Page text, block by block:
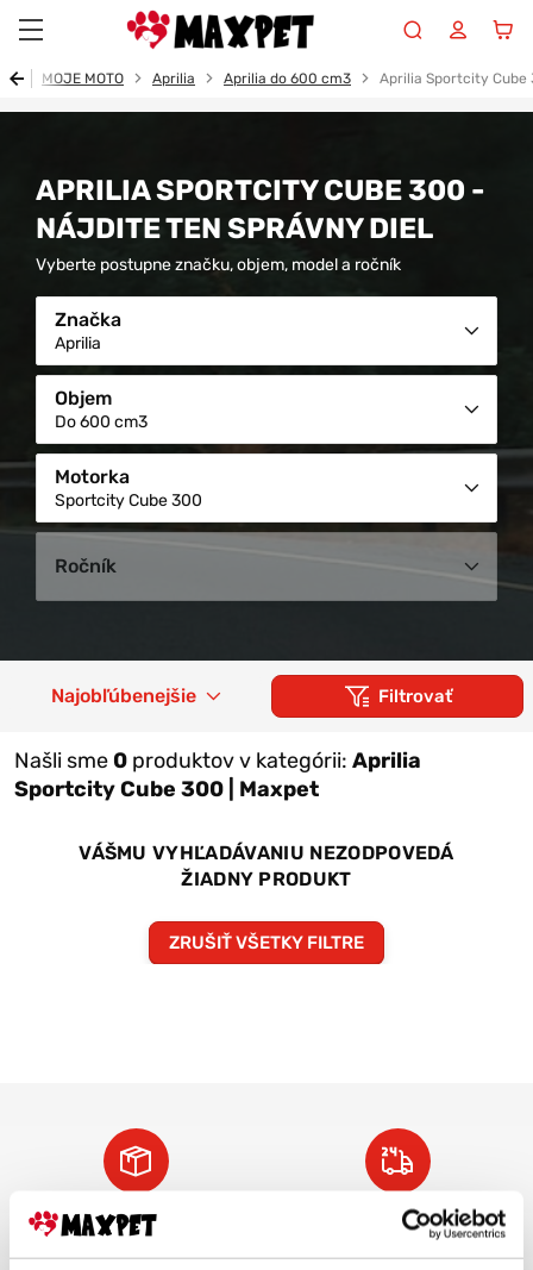
MOJE MOTO Aprilia Aprilia do 600 cm3 Aprilia Sportcity Cube
APRILIA SPORTCITY CUBE 300 -
NÁJDITE TEN SPRÁVNY DIEL
Vyberte postupne značku, objem, model a ročník
Značka
Aprilia
Objem
Do 600 cm3
Motorka
Sportcity Cube 300
Ročník
Filtrovať
Našli sme 0 produktov v kategórii: Aprilia
Sportcity Cube 300 | Maxpet
Najobľúbenejšie
VÁŠMU VYHĽADÁVANIU NEZODPOVEDÁ
ŽIADNY PRODUKT
ZRUŠIŤ VŠETKY FILTRE
Doprava ZADARMO
pre objednávky
Tovar NA SKLADE
expedujeme do 24